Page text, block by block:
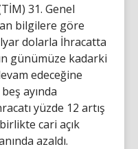
31. Genel
bilgilere göre
dolarla İhracatta
günümüze kadarki
edeceğine
ayında
yüzde 12 artış
cari açık
azaldı.